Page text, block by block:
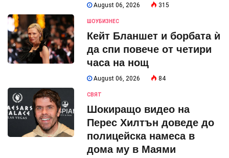
August 06, 2026 315
ШОУБИЗНЕС
Кейт Бланшет и борбата ѝ
да спи повече от четири
часа на нощ
August 06, 2026 84
СВЯТ
Шокиращо видео на
Перес Хилтън доведе до
полицейска намеса в
дома му в Маями